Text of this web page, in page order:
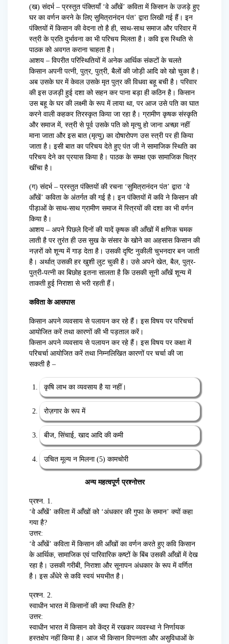
(ख) संदर्भ – प्रस्तुत पंक्तियाँ ‘वे आँखें’ कविता में किसान के उजड़े हुए
घर का वर्णन करने के लिए सुमित्रानंदन पंत’ द्वारा लिखी गई हैं। इन
पंक्तियों में किसान की वेदना तो है ही, साथ-साथ समाज और परिवार में
स्त्री के प्रति दुर्भावना का भी परिचय मिलता है। कवि इस स्थिति से
पाठक को अवगत कराना चाहता है।
आशय – विपरीत परिस्थितियों में अनेक आर्थिक संकटों के चलते
किसान अपनी पत्नी, पुत्र, पुत्री, बैलों की जोड़ी आदि को खो चुका है।
अब उसके घर में केवल उसके मृत पुत्र की विधवा बहू बची है। परिवार
की इस उजड़ी हुई दशा को सहन कर पाना बड़ा ही कठिन है। किसान
उस बहू के घर की लक्ष्मी के रूप में लाया था, पर आज उसे पति का घात
करने वाली कहकर तिरस्कृत किया जा रहा है। ग्रामीण कृषक संस्कृति
और समाज में, स्त्री से पूर्व उसके पति को मृत्यु हो जाना अच्छा नहीं
माना जाता और इस बात (मृत्यु) का दोषारोपण उस स्त्री पर ही किया
जाता है। इसी बात का परिचय देते हुए पंत जी ने सामाजिक स्थिति का
परिचय देने का प्रयास किया है। पाठक के समक्ष एक सामाजिक चित्र
खींचा है।
(ग) संदर्भ – प्रस्तुत पंक्तियों की रचना ‘सुमित्रानंदन पंत’ द्वारा ‘वे
आँखें’ कविता के अंतर्गत की गई है। इन पंक्तियों में कवि ने किसान की
पीड़ाओं के साथ-साथ ग्रामीण समाज में स्त्रियों की दशा का भी वर्णन
किया है।
आशय – अपने पिछले दिनों की यादें कृषक की आँखों में क्षणिक चमक
लाती है पर तुरंत ही उस सुख के संसार के खोने का अहसास किसान की
नज़रों को शून्य में गाड़ देता है। उसकी दृष्टि नुकीली चुभनदार बन जाती
है। अर्थात् उसकी हर खुशी लुट चुकी है। उसे अपने खेत, बैल, पुत्र-
पुत्री-पत्नी का बिछोह इतना सालता है कि उसकी सूनी आँखें शून्य में
ताकती हुई निराशा से भरी रहती हैं।
कविता के आसपास
किसान अपने व्यवसाय से पलायन कर रहे हैं। इस विषय पर परिचर्चा
आयोजित करें तथा कारणों की भी पड़ताल करें।
किसान अपने व्यवसाय से पलायन कर रहे हैं। इस विषय पर कक्षा में
परिचर्चा आयोजित करें तथा निम्नलिखित कारणों पर चर्चा की जा
सकती है –
कृषि लाभ का व्यवसाय है या नहीं।
रोज़गार के रूप में
बीज, सिंचाई, खाद आदि की कमी
उचित मूल्य न मिलना (5) कामचोरी
अन्य महत्वपूर्ण प्रश्नोत्तर
प्रश्न. 1.
‘वे आँखें’ कविता में आँखों को ‘अंधकार की गुफा के समान’ क्यों कहा
गया है?
उत्तर:
‘वे आँखें’ कविता में किसान की आँखों का वर्णन करते हुए कवि किसान
के आर्थिक, सामाजिक एवं पारिवारिक कष्टों के बिंब उसकी आँखों में देख
रहा है। उसकी गरीबी, निराशा और सूनापन अंधकार के रूप में वर्णित
है। इस अँधेरे से कवि स्वयं भयभीत है।
प्रश्न. 2.
स्वाधीन भारत में किसानों की क्या स्थिति है?
उत्तर:
स्वाधीन भारत में किसान को केंद्र में रखकर व्यवस्था ने निर्णायक
हस्तक्षेप नहीं किया है। आज भी किसान विपन्नता और असुविधाओं के